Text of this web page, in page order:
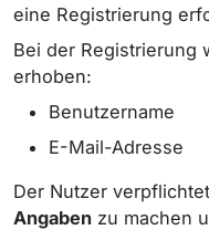
eine Registrierung
Bei der Registrierung
erhoben:
Benutzername
E-Mail-Adresse
Der Nutzer
Angaben zu machen